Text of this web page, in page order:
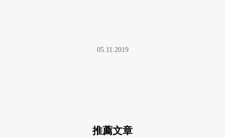
05.11.2019
推薦文章